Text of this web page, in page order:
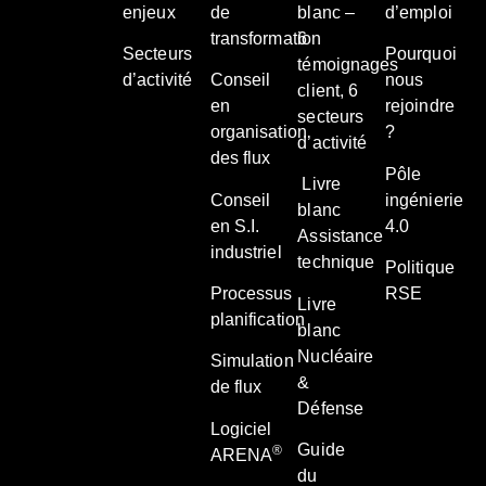
enjeux
Secteurs
d’activité
de
transformation
Conseil
en
organisation
des flux
Conseil
en S.I.
industriel
Processus
planification
Simulation
de flux
Logiciel
ARENA®
blanc –
6
témoignages
client, 6
secteurs
d’activité
Livre
blanc
Assistance
technique
Livre
blanc
Nucléaire
&
Défense
Guide
du
d’emploi
Pourquoi
nous
rejoindre
?
Pôle
ingénierie
4.0
Politique
RSE